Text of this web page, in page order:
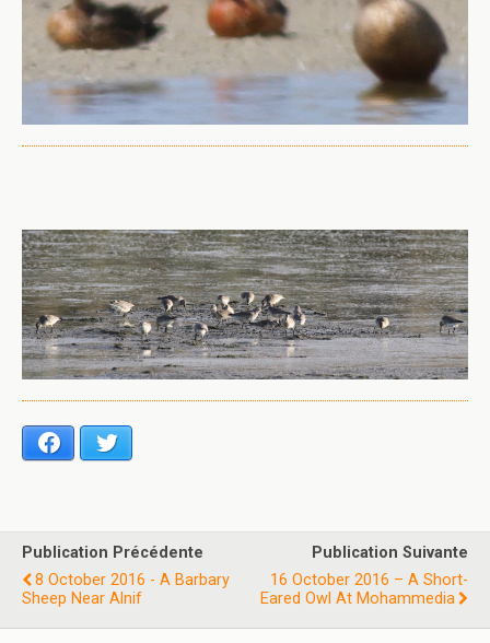
Facebook
Publication Précédente
8 October 2016 - A Barbary
Sheep Near Alnif
Publication Suivante
16 October 2016 – A Short-
Eared Owl At Mohammedia